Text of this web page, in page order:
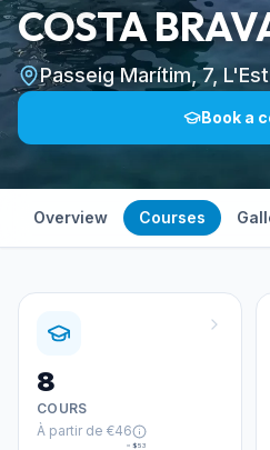
COSTA
Passeig Marítim, 7,
Book a
Overview Courses
8
COURS
À partir de €46
≈ $53